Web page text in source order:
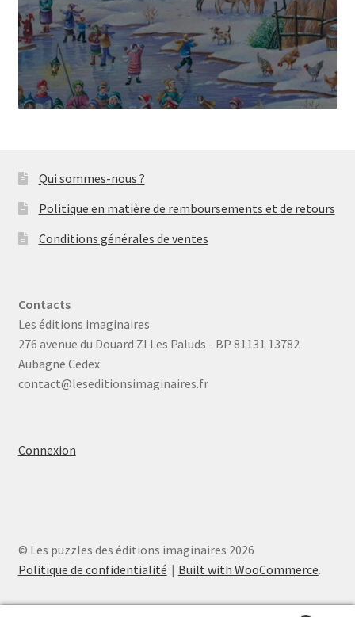
Qui sommes-nous ?
Politique en matière de remboursements et de retours
Conditions générales de ventes
Contacts
Les éditions imaginaires
276 avenue du Douard ZI Les Paluds - BP 81131 13782
Aubagne Cedex
contact@leseditionsimaginaires.fr
Connexion
© Les puzzles des éditions imaginaires 2026
Politique de confidentialité
Built with WooCommerce.